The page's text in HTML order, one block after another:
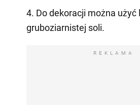
4. Do dekoracji można użyć
gruboziarnistej soli.
REKLAMA